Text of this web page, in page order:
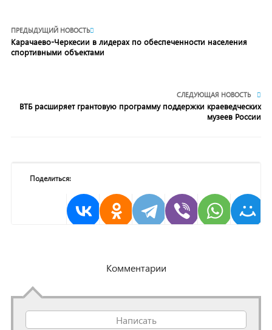
ПРЕДЫДУЩИЙ НОВОСТЬ
Карачаево-Черкесии в лидерах по обеспеченности населения
спортивными объектами
СЛЕДУЮЩАЯ НОВОСТЬ
ВТБ расширяет грантовую программу поддержки краеведческих
музеев России
Поделиться:
Комментарии
Написать